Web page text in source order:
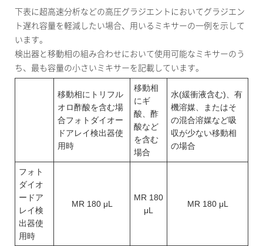
下表に超高速分析などの高圧グラジエントにおいてグラジエン
ト遅れ容量を軽減したい場合、用いるミキサーの一例を示して
います。
検出器と移動相の組み合わせにおいて使用可能なミキサーのう
ち、最も容量の小さいミキサーを記載しています。
移動相にトリフル
オロ酢酸を含む場
合フォトダイオー
ドアレイ検出器使
用時
移動相
にギ
酸、酢
酸など
を含む
場合
水(緩衝液含む)、有
機溶媒、またはそ
の混合溶媒など吸
収が少ない移動相
の場合
フォト
ダイオ
ードア
レイ検
出器使
用時
MR 180 μL
MR 180
μL
MR 180 μL